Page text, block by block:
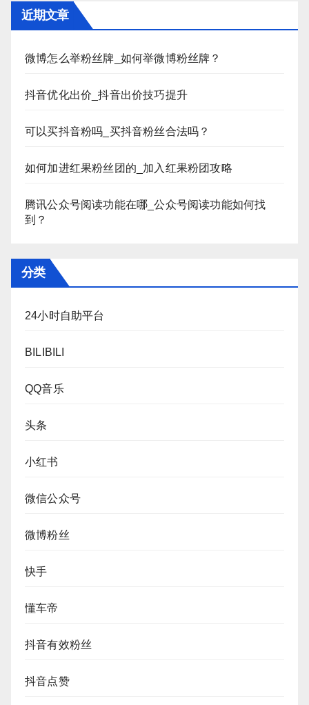
近期文章
微博怎么举粉丝牌_如何举微博粉丝牌？
抖音优化出价_抖音出价技巧提升
可以买抖音粉吗_买抖音粉丝合法吗？
如何加进红果粉丝团的_加入红果粉团攻略
腾讯公众号阅读功能在哪_公众号阅读功能如何找
到？
分类
24小时自助平台
BILIBILI
QQ音乐
头条
小红书
微信公众号
微博粉丝
快手
懂车帝
抖音有效粉丝
抖音点赞